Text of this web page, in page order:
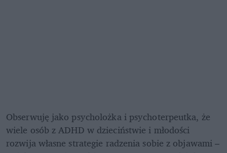
Obserwuję jako psycholożka i psychoterpeutka, że
wiele osób z ADHD w dzieciństwie i młodości
rozwija własne strategie radzenia sobie z objawami –